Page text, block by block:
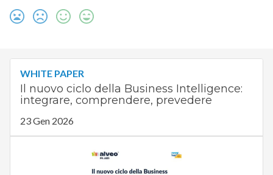
WHITE PAPER
Il nuovo ciclo della Business Intelligence:
integrare, comprendere, prevedere
23 Gen 2026